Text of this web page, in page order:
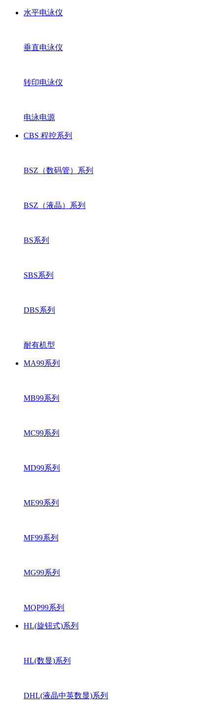
水平电泳仪
垂直电泳仪
转印电泳仪
电泳电源
CBS 程控系列
BSZ（数码管）系列
BSZ（液晶）系列
BS系列
SBS系列
DBS系列
耐有机型
MA99系列
MB99系列
MC99系列
MD99系列
ME99系列
MF99系列
MG99系列
MQP99系列
HL(旋钮式)系列
HL(数显)系列
DHL(液晶中英数显)系列